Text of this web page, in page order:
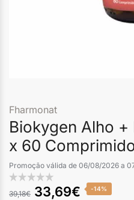
Fharmonat
Biokygen Alho
x 60
Promoção válida de 06/08/2026 a
39,18€ 33,69€ -14%